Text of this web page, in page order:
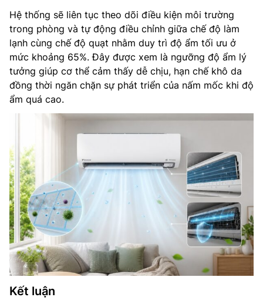
Hệ thống sẽ liên tục theo dõi điều kiện môi trường
trong phòng và tự động điều chỉnh giữa chế độ làm
lạnh cùng chế độ quạt nhằm duy trì độ ẩm tối ưu ở
mức khoảng 65%. Đây được xem là ngưỡng độ ẩm lý
tưởng giúp cơ thể cảm thấy dễ chịu, hạn chế khô da
đồng thời ngăn chặn sự phát triển của nấm mốc khi độ
ẩm quá cao.
Kết luận